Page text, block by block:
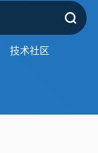
技术社区